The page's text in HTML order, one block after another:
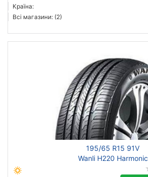
Країна:
Всі магазини: (2)
195/65 R15 91V
Wanli H220 Harmonic